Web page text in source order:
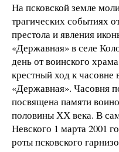
На псковской земле
трагических событиях
престола и явления
«Державная» в селе
день от воинского
крестный ход к
«Державная». Часовня
посвящена памяти
половины ХХ века. В
Невского 1 марта 2001
роты псковского